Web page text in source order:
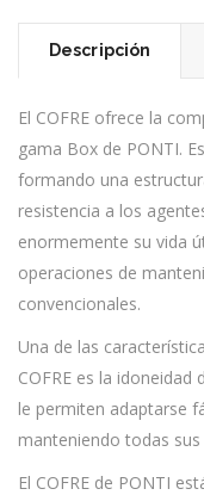
Descripción
El COFRE ofrece la
gama Box de PONTI.
formando una
resistencia a los
enormemente su vida
operaciones de
convencionales.
Una de las
COFRE es la
le permiten adaptarse
manteniendo todas
El COFRE de PONTI